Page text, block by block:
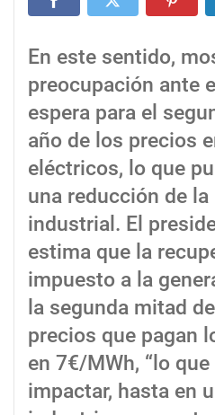
En este sentido,
preocupación ante
espera para el
año de los precios
eléctricos, lo que
una reducción de la
industrial. El
estima que la
impuesto a la
la segunda mitad
precios que pagan
en 7€/MWh, “lo
impactar, hasta en